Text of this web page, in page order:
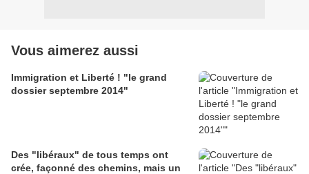
Vous aimerez aussi
Immigration et Liberté ! "le grand
dossier septembre 2014"
Des "libéraux" de tous temps ont
crée, façonné des chemins, mais un